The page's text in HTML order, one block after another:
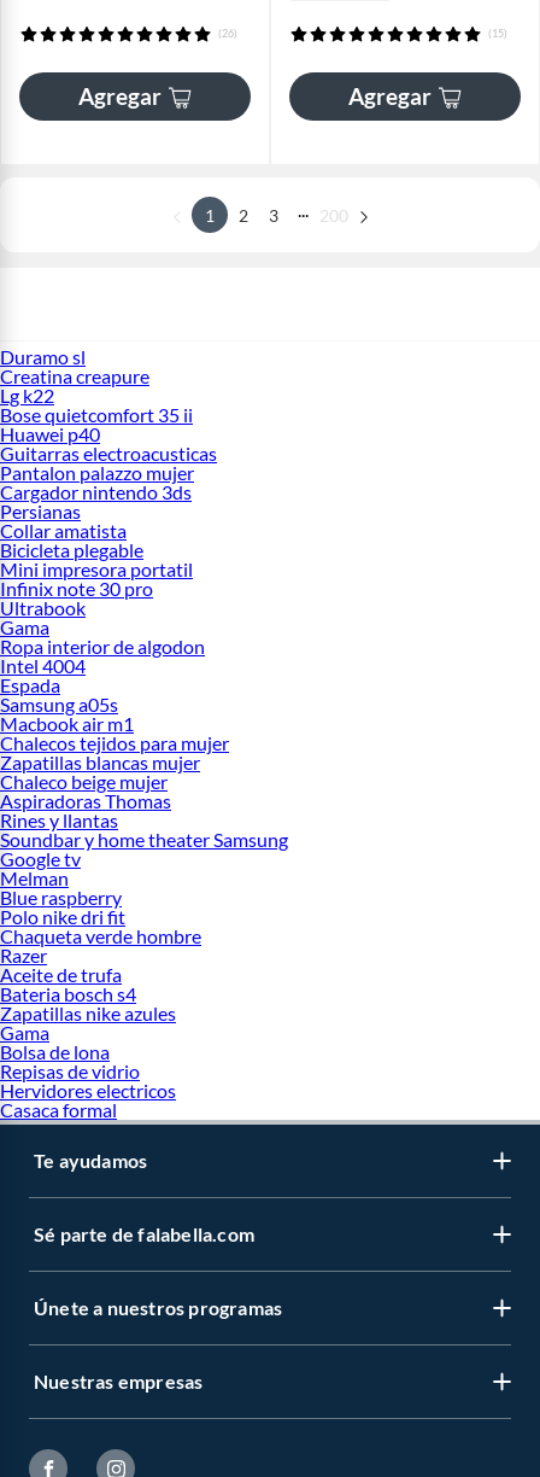
(26)
Agregar
(15)
Agregar
1 2 3 200
Duramo sl
Creatina creapure
Lg k22
Bose quietcomfort 35 ii
Huawei p40
Guitarras electroacusticas
Pantalon palazzo mujer
Cargador nintendo 3ds
Persianas
Collar amatista
Bicicleta plegable
Mini impresora portatil
Infinix note 30 pro
Ultrabook
Gama
Ropa interior de algodon
Intel 4004
Espada
Samsung a05s
Macbook air m1
Chalecos tejidos para mujer
Zapatillas blancas mujer
Chaleco beige mujer
Aspiradoras Thomas
Rines y llantas
Soundbar y home theater Samsung
Google tv
Melman
Blue raspberry
Polo nike dri fit
Chaqueta verde hombre
Razer
Aceite de trufa
Bateria bosch s4
Zapatillas nike azules
Gama
Bolsa de lona
Repisas de vidrio
Hervidores electricos
Casaca formal
Te ayudamos
Sé parte de falabella.com
Únete a nuestros programas
Nuestras empresas